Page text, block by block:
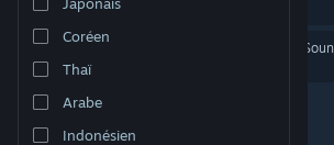
Télécharger l'application mobile Steam
Voir version ordi. du site
Coréen
Thaï
Arabe
Indonésien
selon vos préférences.
Dread X Collection Year 1